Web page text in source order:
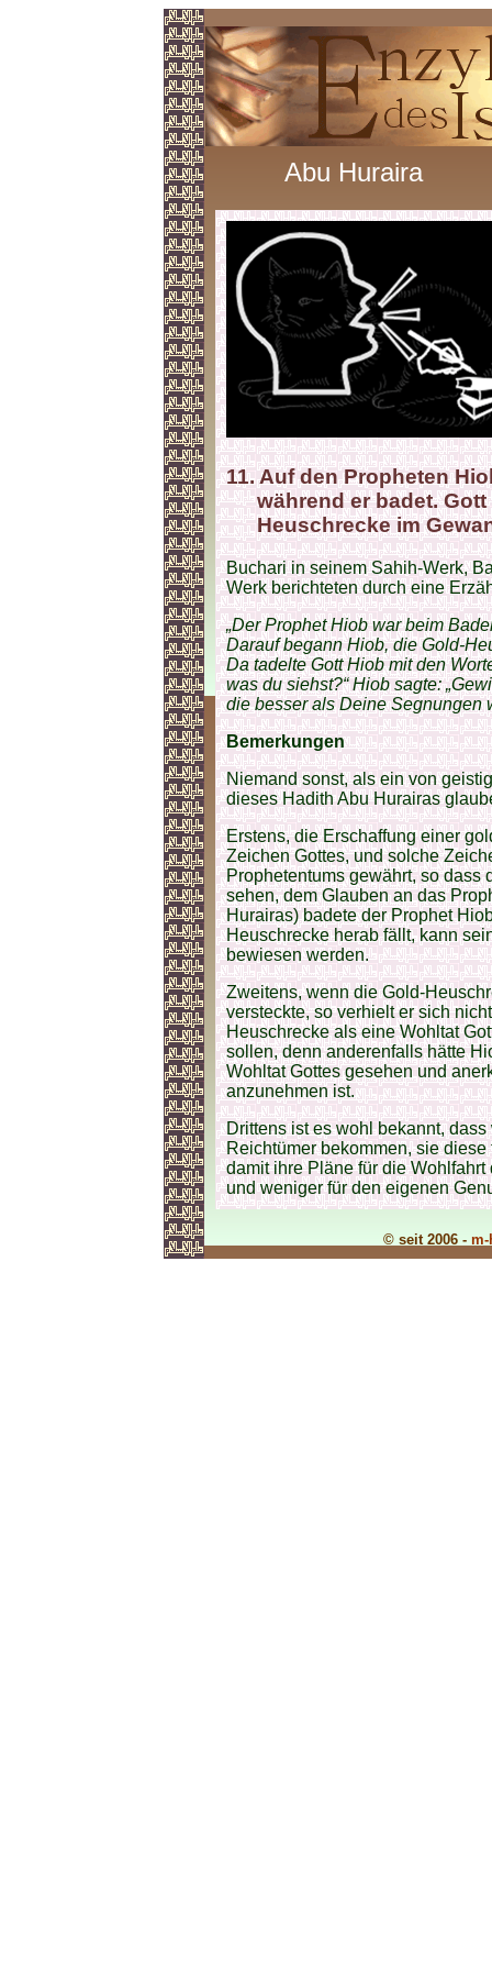
Abu Huraira
11. Auf den Propheten
während er badet.
Heuschrecke im
Buchari in seinem Sahih-Werk,
Werk berichteten durch eine
„Der Prophet Hiob war beim
Darauf begann Hiob, die Gold-
Da tadelte Gott Hiob mit den
was du siehst?“ Hiob sagte:
die besser als Deine Segnungen
Bemerkungen
Niemand sonst, als ein von
dieses Hadith Abu Hurairas
Erstens, die Erschaffung einer
Zeichen Gottes, und solche
Prophetentums gewährt, so dass
sehen, dem Glauben an das
Hurairas) badete der Prophet
Heuschrecke herab fällt, kann
bewiesen werden.
Zweitens, wenn die Gold-
versteckte, so verhielt er sich
Heuschrecke als eine Wohltat
sollen, denn anderenfalls hätte
Wohltat Gottes gesehen und
anzunehmen ist.
Drittens ist es wohl bekannt,
Reichtümer bekommen, sie
damit ihre Pläne für die
und weniger für den eigenen
© seit 2006 - m-